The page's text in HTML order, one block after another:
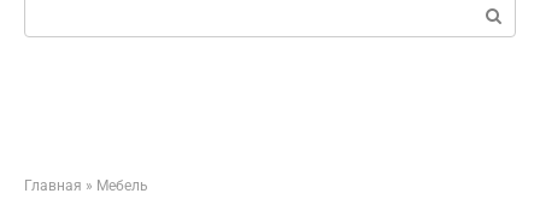
Поиск:
Главная » Мебель